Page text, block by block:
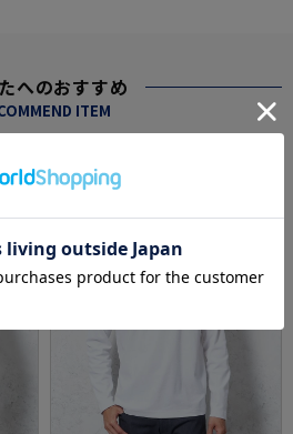
へのおすすめ
ITEM